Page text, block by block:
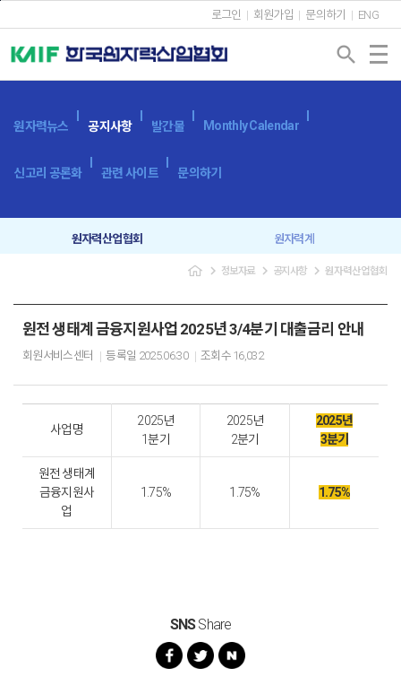
로그인 회원가입 문의하기 ENG
search
원자력뉴스 공지사항 발간물 Monthly Calendar
신고리 공론화 관련 사이트 문의하기
원자력산업협회 원자력계
navigate_next 정보자료 navigate_next 공지사항 navigate_next 원자력산업협회
원전 생태계 금융지원사업 2025년 3/4분기 대출금리 안내
회원서비스센터 등록일 2025.06.30 조회수16,032
사업명
2025년
1분기
2025년
2분기
2025년
3분기
원전 생태계
금융지원사
업
1.75% 1.75% 1.75%
SNSShare